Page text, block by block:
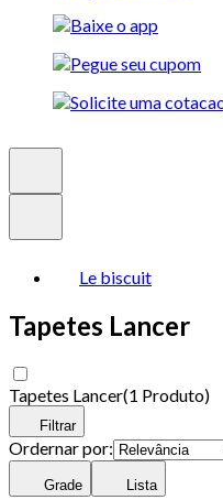
Le biscuit
Tapetes Lancer
Tapetes Lancer(1 Produto)
Filtrar
Ordernar por:
Grade Lista